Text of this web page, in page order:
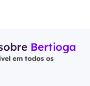
Bertioga
em todos os